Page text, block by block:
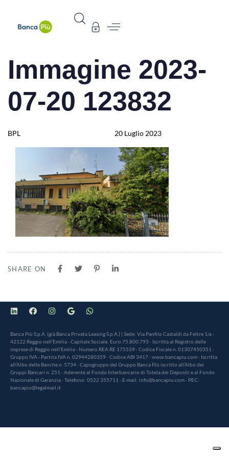
Immagine 2023-
07-20 123832
Author
BPL
Published
20 Luglio 2023
Published
SHARE ON
Banca Più S.p.A. (già Banca Privata Leasing S.p.A.) | Sede: Via Panfilo Castaldi da Feltre 1/a -
42122 Reggio nell’Emilia · Capitale Sociale: Euro 75.800.793 · Iscritta al Registro delle
imprese di Reggio nell’Emilia · Numero REA RE 175539 · Codice Fiscale n. 01307450351 ·
Gruppo IVA - Partita IVA n. 02944280359 · Codice ABI 3417 · www.bancapiu.com · Iscritta
all’Albo delle Banche n. 5734 · Capogruppo del Gruppo Banca Più iscritto all’Albo dei
Gruppi Bancari n. 251 · Aderente al Fondo Interbancario di Tutela dei Depositi e al Fondo
Nazionale di Garanzia · Telefono: 0522 355711 · E-mail: info@bancapiu.com · PEC:
bancapiu@legalmail.it